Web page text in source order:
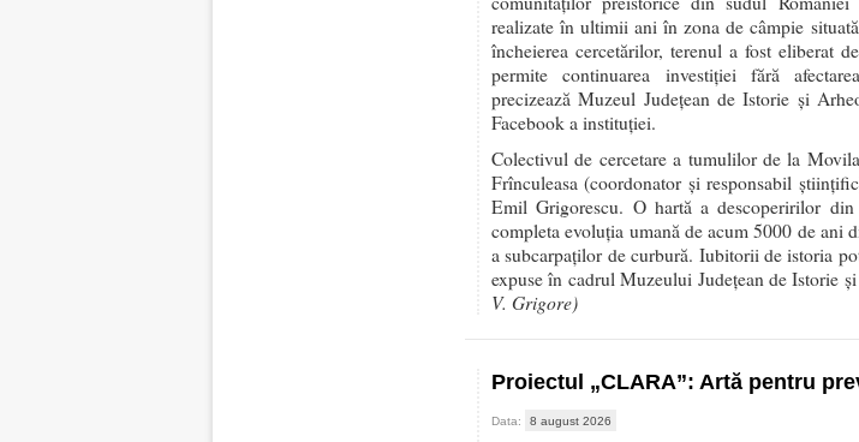
realizate în ultimii ani în zona de câmpie
încheierea cercetărilor, terenul a fost eliberat
permite continuarea investiției fără
precizează Muzeul Județean de Istorie și
Facebook a instituției.
Colectivul de cercetare a tumulilor de la
Frînculeasa (coordonator și responsabil
Emil Grigorescu. O hartă a descoperirilor
completa evoluția umană de acum 5000 de ani
a subcarpaților de curbură. Iubitorii de istoria
expuse în cadrul Muzeului Județean de Istorie
V. Grigore)
Proiectul „CLARA”: Artă pentru
Data: 8 august 2026